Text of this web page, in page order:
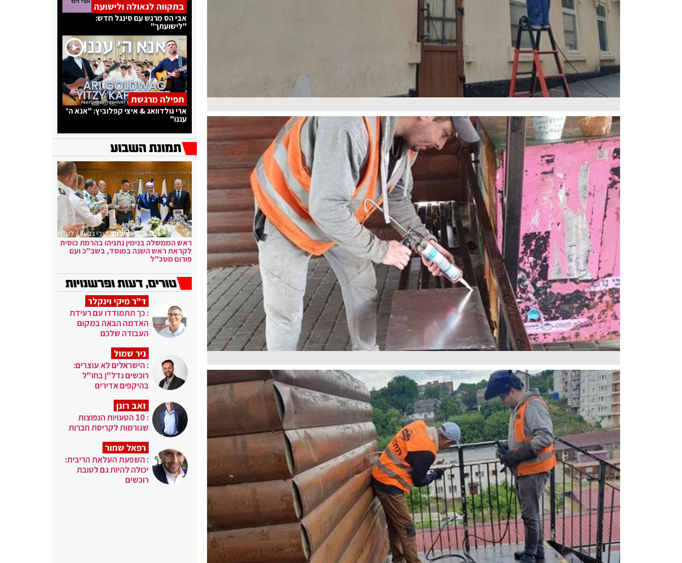
בתקווה לגאולה ולישועה
אבי הס מרגש עם סינגל חדש:
"לישועתך"
תפילה מרגשת
ארי גולדוואג & איצי קפלוביץ: "אנא ה'
עננו"
צילום:קובי גדעון / לע"מ
ראש הממשלה בנימין נתניהו בהרמת כוסית
לקראת ראש השנה במוסד, בשב"כ ועם
פורום מטכ"ל
ד"ר מיקי וינקלר
: כך תתמודדו עם רעידת
האדמה הבאה במקום
העבודה שלכם
ניר שמול
: הישראלים לא עוצרים:
רוכשים נדל"ן בחו"ל
בהיקפים אדירים
זאב רונן
: 10 הטעויות הנפוצות
שגורמות לקריסת חברות
רפאל שחור
: השפעת העלאת הריבית:
יכולה להיות גם לטובת
רוכשים